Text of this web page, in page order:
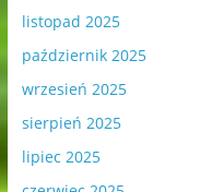
listopad 2025
październik 2025
wrzesień 2025
sierpień 2025
lipiec 2025